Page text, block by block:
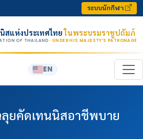
ระบบนักกีฬา
สแห่งประเทศไทยในพระบรมราชูปถัมภ์
OF THAILAND · UNDER HIS MAJESTY’S PATRONAGE
EN
ยคัดเทนนิสอาชีพบาย